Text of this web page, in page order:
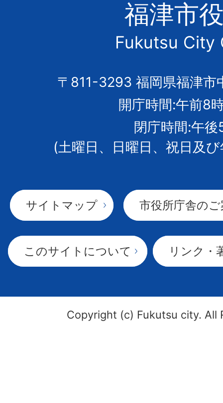
市
の
市
章
福津市
Fukutsu City
〒811-3293 福岡県福津市
開庁時間:午前8
閉庁時間:午後
(土曜日、日曜日、祝日及
サイトマップ 市役所庁舎の
このサイトについて リンク・
Copyright (c) Fukutsu city. All